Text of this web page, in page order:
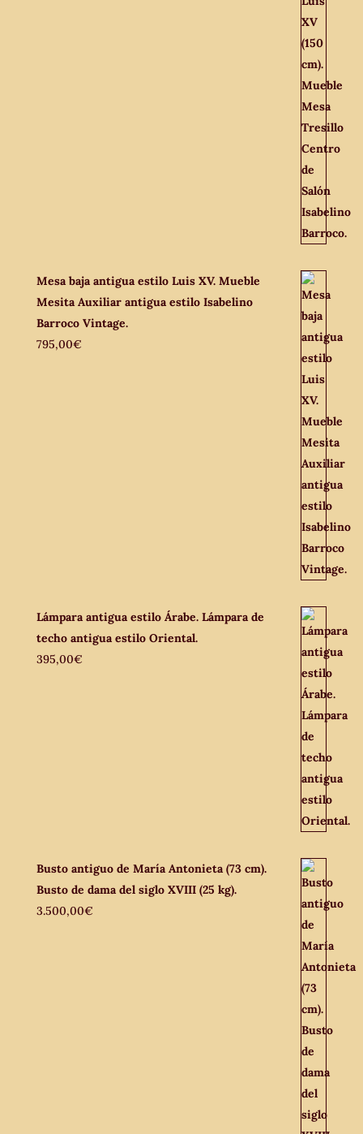
Mesa baja antigua estilo Luis XV. Mueble
Mesita Auxiliar antigua estilo Isabelino
Barroco Vintage.
795,00€
Lámpara antigua estilo Árabe. Lámpara de
techo antigua estilo Oriental.
395,00€
Busto antiguo de María Antonieta (73 cm).
Busto de dama del siglo XVIII (25 kg).
3.500,00€